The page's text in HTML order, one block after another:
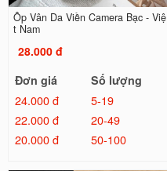
Ốp Vân Da Viền Camera Bạc - Việ
t Nam
28.000 đ
Đơn giá
Số lượng
24.000 đ
5-19
22.000 đ
20-49
20.000 đ
50-100